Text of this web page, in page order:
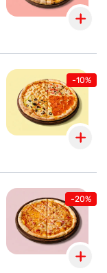
-10%
-20%